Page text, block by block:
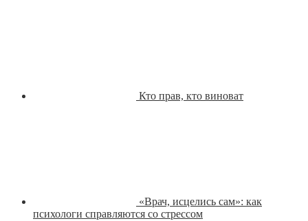
Кто прав, кто виноват
«Врач, исцелись сам»: как
психологи справляются со стрессом